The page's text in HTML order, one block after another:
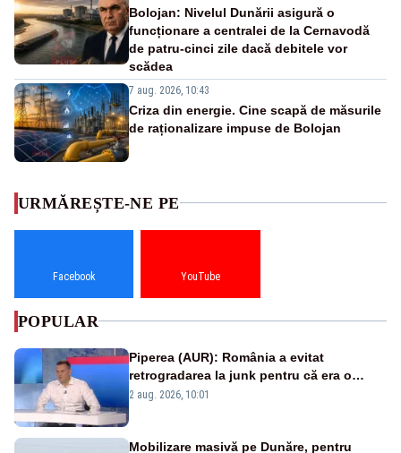
Bolojan: Nivelul Dunării asigură o
funcționare a centralei de la Cernavodă
de patru-cinci zile dacă debitele vor
scădea
7 aug. 2026, 10:43
Criza din energie. Cine scapă de măsurile
de raționalizare impuse de Bolojan
URMĂREȘTE-NE PE
Facebook YouTube
POPULAR
Piperea (AUR): România a evitat
retrogradarea la junk pentru că era o
catastrofă pentru bănci și fondurile de
2 aug. 2026, 10:01
Mobilizare masivă pe Dunăre, pentru